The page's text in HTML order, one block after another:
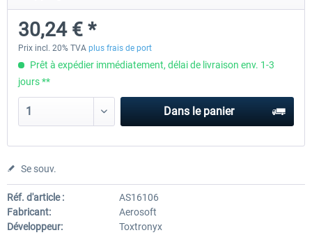
22,68 € *
30,24 € *
Prix incl. 20% TVA plus frais de port
Prêt à expédier immédiatement, délai de livraison env. 1-3
jours **
Dans le panier
Se souv.
Réf. d'article :
AS16106
Fabricant:
Aerosoft
Développeur:
Toxtronyx